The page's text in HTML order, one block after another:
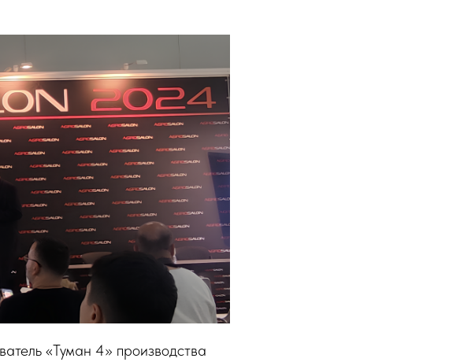
«Туман 4» производства